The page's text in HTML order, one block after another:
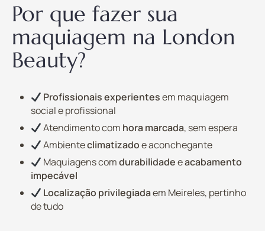
Por que fazer sua
maquiagem na London
Beauty?
Profissionais experientesem maquiagem
social e profissional
Atendimento com hora marcada, sem espera
Ambienteclimatizadoe aconchegante
Maquiagens comdurabilidadeeacabamento
impecável
Localização privilegiadaem Meireles, pertinho
de tudo